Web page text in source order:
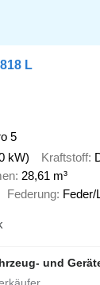
L
5
kW) Kraftstoff
28,61 m³
Federung Feder/
und